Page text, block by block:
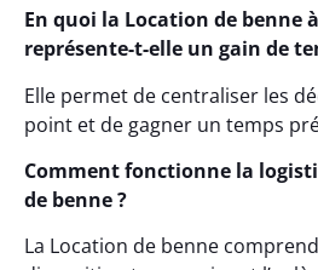
En quoi la Location de benne
représente-t-elle un gain de
Elle permet de centraliser les
point et de gagner un temps
Comment fonctionne la
de benne ?
La Location de benne